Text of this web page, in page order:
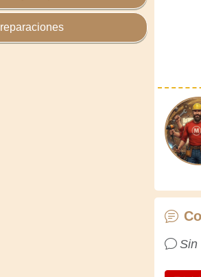
reparaciones
Sin